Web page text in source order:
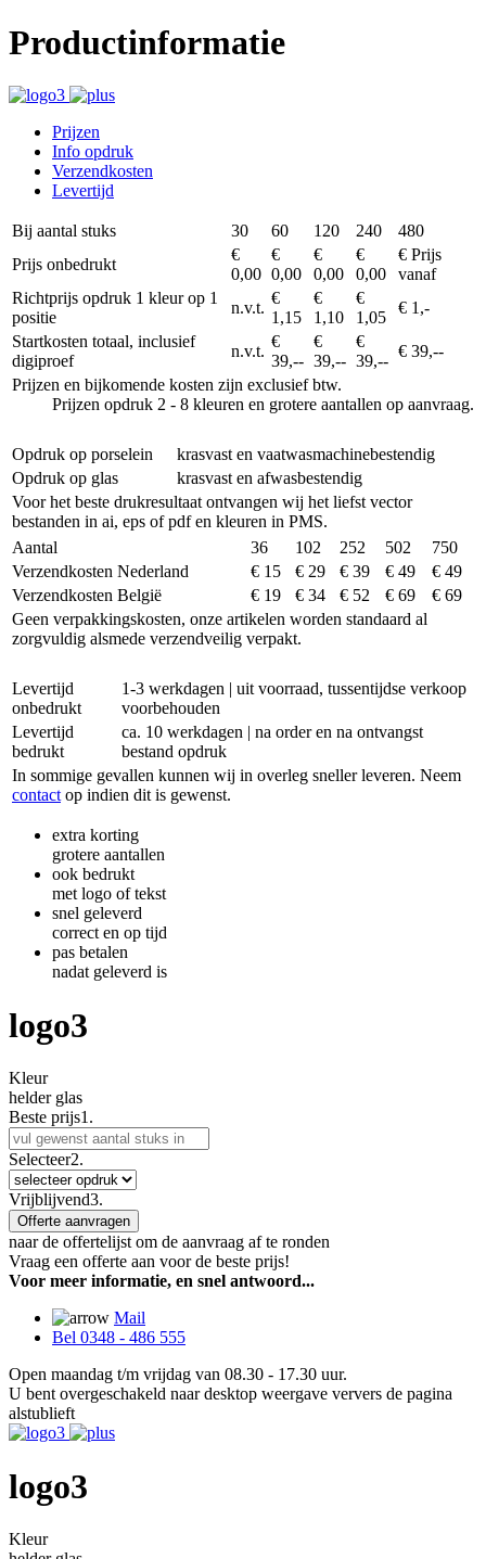
Productinformatie
Prijzen
Info opdruk
Verzendkosten
Levertijd
Bij aantal stuks 30 60 120 240
480
Prijs onbedrukt
€
0,00
€
0,00
€
0,00
€
0,00
€ Prijs
vanaf
Richtprijs opdruk 1 kleur op 1
positie
n.v.t.
€
1,15
€
1,10
€
1,05
€ 1,-
Startkosten totaal, inclusief
digiproef
n.v.t.
€
39,--
€
39,--
€
39,--
€ 39,--
Prijzen en bijkomende kosten zijn exclusief btw.
Prijzen opdruk 2 - 8 kleuren en grotere aantallen op aanvraag.
Opdruk op porselein
krasvast en vaatwasmachinebestendig
Opdruk op glas
krasvast en afwasbestendig
Voor het beste drukresultaat ontvangen wij het liefst vector
bestanden in ai, eps of pdf en kleuren in PMS.
Aantal
36 102 252 502
750
Verzendkosten Nederland
€ 15 € 29 € 39 € 49
€ 49
Verzendkosten België
€ 19 € 34 € 52 € 69
€ 69
Geen verpakkingskosten, onze artikelen worden standaard al
zorgvuldig alsmede verzendveilig verpakt.
Levertijd
onbedrukt
1-3 werkdagen | uit voorraad, tussentijdse verkoop
voorbehouden
Levertijd
bedrukt
ca. 10 werkdagen | na order en na ontvangst
bestand opdruk
In sommige gevallen kunnen wij in overleg sneller leveren. Neem
contact op indien dit is gewenst.
extra korting
grotere aantallen
ook bedrukt
met logo of tekst
snel geleverd
correct en op tijd
pas betalen
nadat geleverd is
logo3
Kleur
helder glas
Beste prijs1.
Selecteer2.
Vrijblijvend3.
Offerte aanvragen
naar de offertelijst om de aanvraag af te ronden
Vraag een offerte aan voor de beste prijs!
Voor meer informatie, en snel antwoord...
Mail
Bel 0348 - 486 555
Open maandag t/m vrijdag van 08.30 - 17.30 uur.
U bent overgeschakeld naar desktop weergave ververs de pagina
alstublieft
logo3
Kleur